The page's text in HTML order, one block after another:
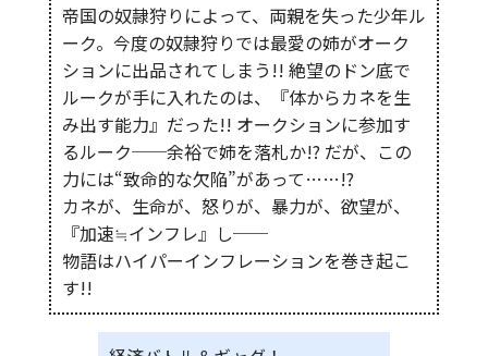
帝国の奴隷狩りによって、両親を失った少年ル
ーク。今度の奴隷狩りでは最愛の姉がオーク
ションに出品されてしまう!! 絶望のドン底で
ルークが手に入れたのは、『体からカネを生
み出す能力』だった!! オークションに参加す
るルーク──余裕で姉を落札か!? だが、この
力には“致命的な欠陥”があって……!?
カネが、生命が、怒りが、暴力が、欲望が、
『加速≒インフレ』し──
物語はハイパーインフレーションを巻き起こ
す!!